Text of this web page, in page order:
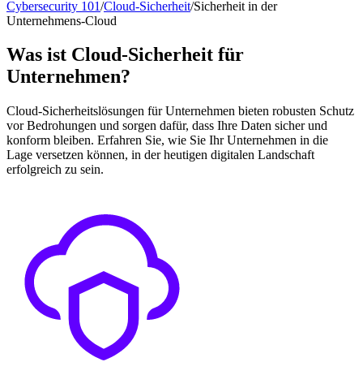
Cybersecurity 101/Cloud-Sicherheit/Sicherheit in der
Unternehmens-Cloud
Was ist Cloud-Sicherheit für
Unternehmen?
Cloud-Sicherheitslösungen für Unternehmen bieten robusten Schutz
vor Bedrohungen und sorgen dafür, dass Ihre Daten sicher und
konform bleiben. Erfahren Sie, wie Sie Ihr Unternehmen in die
Lage versetzen können, in der heutigen digitalen Landschaft
erfolgreich zu sein.